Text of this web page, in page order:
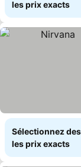
les prix exacts
Sélectionnez
les prix exacts